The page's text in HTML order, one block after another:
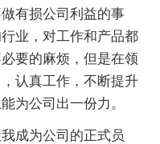
有损公司利益的事
业，对工作和产品都
要的麻烦，但是在领
认真工作，不断提升
为公司出一份力。
成为公司的正式员